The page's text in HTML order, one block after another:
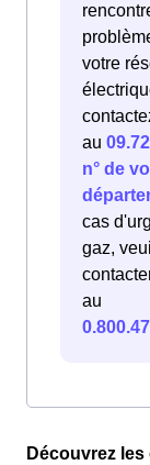
votre
au
n° de
cas
gaz,
au
Découvrez